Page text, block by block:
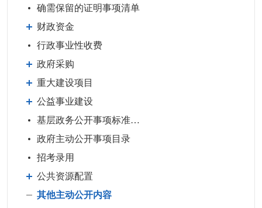
确需保留的证明事项清单
财政资金
行政事业性收费
政府采购
重大建设项目
公益事业建设
基层政务公开事项标准目录
政府主动公开事项目录
招考录用
公共资源配置
其他主动公开内容